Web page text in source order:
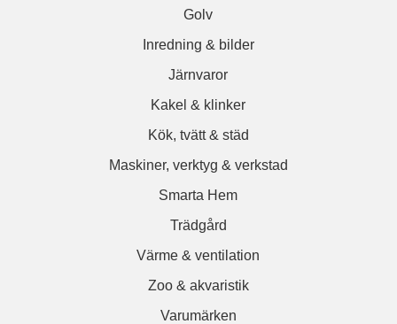
Golv
Inredning & bilder
Järnvaror
Kakel & klinker
Kök, tvätt & städ
Maskiner, verktyg & verkstad
Smarta Hem
Trädgård
Värme & ventilation
Zoo & akvaristik
Varumärken